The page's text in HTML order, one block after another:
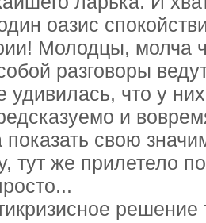
оазис
Молодцы, молча
разговоры
удивилась, что у
и
свою
тут же прилетело
решение